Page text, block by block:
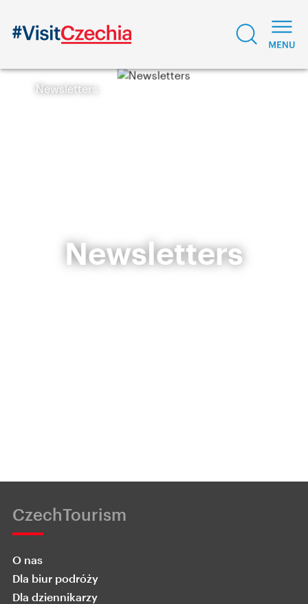
Newsletters
Newsletters
CzechTourism
O nas
Dla biur podróży
Dla dziennikarzy